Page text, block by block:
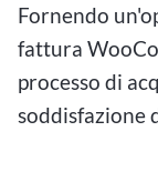
Fornendo
fattura
processo di
soddisfazione